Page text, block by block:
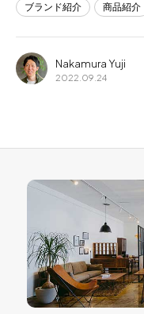
ブランド紹介 商品紹介
Nakamura Yuji
2022.09.24